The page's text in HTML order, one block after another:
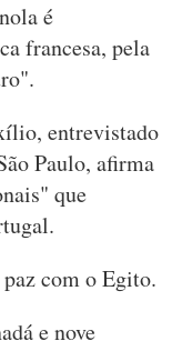
é
francesa, pela
entrevistado
Paulo, afirma
que
com o Egito.
e nove